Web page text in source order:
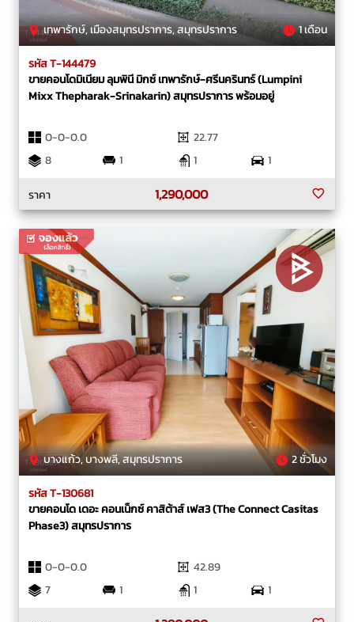
เทพารักษ์, เมืองสมุทรปราการ, สมุทรปราการ 1 เดือน
รหัส T-144479
ขายคอนโดมิเนียม ลุมพินี มิกซ์ เทพารักษ์-ศรีนครินทร์ (Lumpini
Mixx Thepharak-Srinakarin) สมุทรปราการ พร้อมอยู่
0-0-0.0
22.77
8
1 1
1
ราคา
1,290,000
บางแก้ว, บางพลี, สมุทรปราการ 2 ชั่วโมง
รหัส T-130681
ขายคอนโด เดอะ คอนเน็กซ์ คาสิต้าส์ เฟส3 (The Connect Casitas
Phase3) สมุทรปราการ
0-0-0.0
42.89
7
1 1
1